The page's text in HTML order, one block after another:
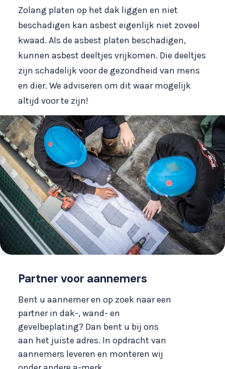
Zolang platen op het dak liggen en niet
beschadigen kan asbest eigenlijk niet zoveel
kwaad. Als de asbest platen beschadigen,
kunnen asbest deeltjes vrijkomen. Die deeltjes
zijn schadelijk voor de gezondheid van mens
en dier. We adviseren om dit waar mogelijk
altijd voor te zijn!
Partner voor aannemers
Bent u aannemer en op zoek naar een
partner in dak-, wand- en
gevelbeplating? Dan bent u bij ons
aan het juiste adres. In opdracht van
aannemers leveren en monteren wij